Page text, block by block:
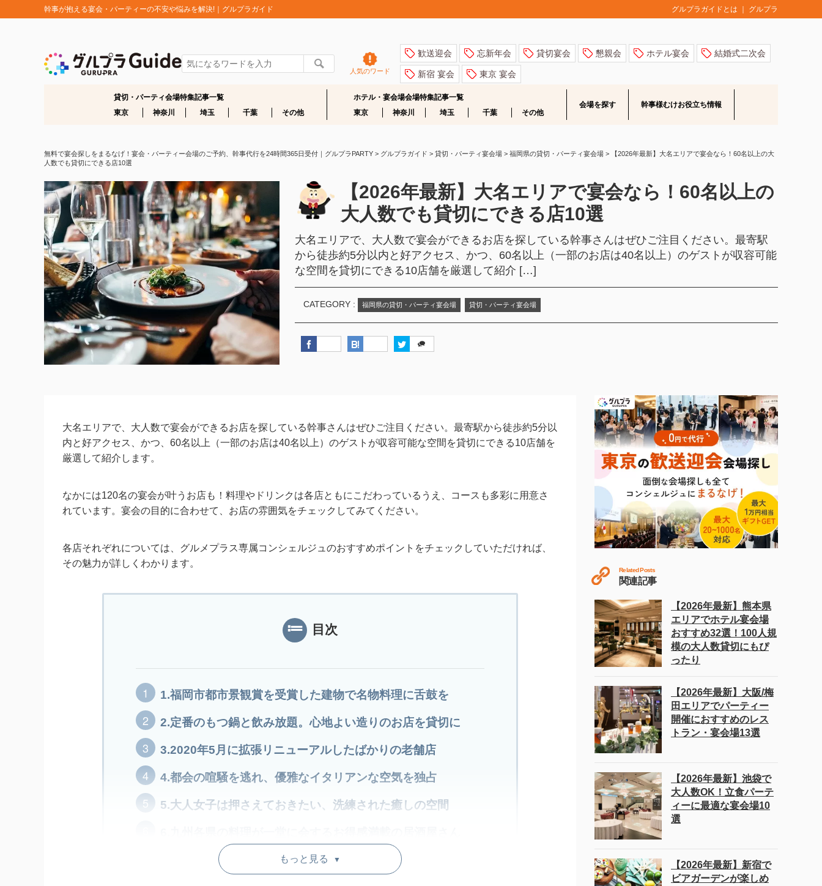
幹事が抱える宴会・パーティーの不安や悩みを解決!｜グルプラガイド グルプラガイドとは グルプラ
人気のワード
歓送迎会 忘新年会 貸切宴会 懇親会 ホテル宴会 結婚式二次会
新宿 宴会 東京 宴会
貸切・パーティ会場特集記事一覧
東京
神奈川 埼玉 千葉 その他
ホテル・宴会場会場特集記事一覧
東京
神奈川 埼玉 千葉 その他
会場を探す 幹事様むけお役立ち情報
無料で宴会探しをまるなげ！宴会・パーティー会場のご予約、幹事代行を24時間365日受付｜グルプラPARTY > グルプラガイド > 貸切・パーティ宴会場 > 福岡県の貸切・パーティ宴会場 >
【2026年最新】大名エリアで宴会なら！60名以上の大
人数でも貸切にできる店10選
【2026年最新】大名エリアで宴会なら！60名以上の
大人数でも貸切にできる店10選
大名エリアで、大人数で宴会ができるお店を探している幹事さんはぜひご注目ください。最寄駅
から徒歩約5分以内と好アクセス、かつ、60名以上（一部のお店は40名以上）のゲストが収容可能
な空間を貸切にできる10店舗を厳選して紹介 […]
CATEGORY : 福岡県の貸切・パーティ宴会場 貸切・パーティ宴会場
大名エリアで、大人数で宴会ができるお店を探している幹事さんはぜひご注目ください。最寄駅から徒歩約5分以
内と好アクセス、かつ、60名以上（一部のお店は40名以上）のゲストが収容可能な空間を貸切にできる10店舗を
厳選して紹介します。
なかには120名の宴会が叶うお店も！料理やドリンクは各店ともにこだわっているうえ、コースも多彩に用意さ
れています。宴会の目的に合わせて、お店の雰囲気をチェックしてみてください。
各店それぞれについては、グルメプラス専属コンシェルジュのおすすめポイントをチェックしていただければ、
その魅力が詳しくわかります。
目次
1.福岡市都市景観賞を受賞した建物で名物料理に舌鼓を
2.定番のもつ鍋と飲み放題。心地よい造りのお店を貸切に
3.2020年5月に拡張リニューアルしたばかりの老舗店
4.都会の喧騒を逃れ、優雅なイタリアンな空気を独占
5.大人女子は押さえておきたい、洗練された癒しの空間
7.女子に嬉しい、白で統一されたキラキラルーム
もっと見る ▼
Related Posts
関連記事
【2026年最新】熊本県
エリアでホテル宴会場
おすすめ32選！100人規
模の大人数貸切にもぴ
ったり
【2026年最新】大阪/梅
田エリアでパーティー
開催におすすめのレス
トラン・宴会場13選
【2026年最新】池袋で
大人数OK！立食パーテ
ィーに最適な宴会場10
選
【2026年最新】新宿で
ビアガーデンが楽しめ